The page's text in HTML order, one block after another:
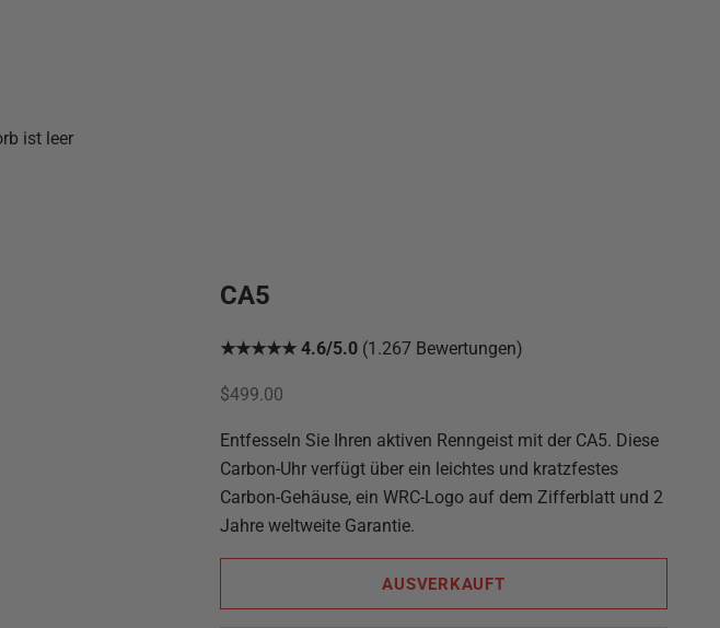
ist leer
CA5
★★★★★ 4.6/5.0 (1.267 Bewertungen)
Angebot
$499.00
Entfesseln Sie Ihren aktiven Renngeist mit der CA5. Diese
Carbon-Uhr verfügt über ein leichtes und kratzfestes
Carbon-Gehäuse, ein WRC-Logo auf dem Zifferblatt und 2
Jahre weltweite Garantie.
AUSVERKAUFT